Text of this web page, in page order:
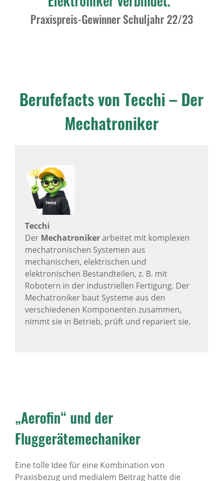
Praxispreis-Gewinner Schuljahr 22/23
Berufefacts von Tecchi – Der
Mechatroniker
Tecchi
Der Mechatronikerarbeitet mit komplexen
mechatronischen Systemen aus
mechanischen, elektrischen und
elektronischen Bestandteilen, z. B. mit
Robotern in der industriellen Fertigung. Der
Mechatroniker baut Systeme aus den
verschiedenen Komponenten zusammen,
nimmt sie in Betrieb, prüft und repariert sie.
„Aerofin“ und der
Fluggerätemechaniker
Eine tolle Idee für eine Kombination von
Praxisbezug und medialem Beitrag hatte die